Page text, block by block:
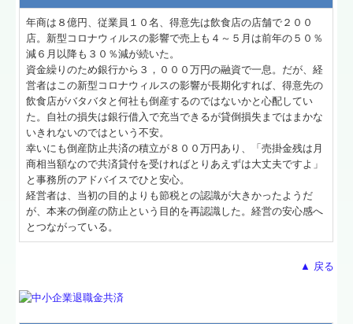
年商は８億円、従業員１０名、得意先は飲食店の店舗で２００
店。新型コロナウィルスの影響で売上も４～５月は前年の５０％
減６月以降も３０％減が続いた。
資金繰りのため銀行から３，０００万円の融資で一息。だが、経
営者はこの新型コロナウィルスの影響が長期化すれば、得意先の
飲食店がバタバタと何社も倒産するのではないかと心配してい
た。自社の損失は銀行借入で充当できるが貸倒損失まではまかな
いきれないのではという不安。
幸いにも倒産防止共済の積立が８００万円あり、「売掛金残は月
商相当額なので共済貸付を受ければとりあえずは大丈夫ですよ」
と事務所のアドバイスでひと安心。
経営者は、当初の目的よりも節税との認識が大きかったようだ
が、本来の倒産の防止という目的を再認識した。経営の安心感へ
とつながっている。
▲ 戻る